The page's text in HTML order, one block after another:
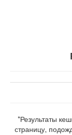
*Результаты
страницу,